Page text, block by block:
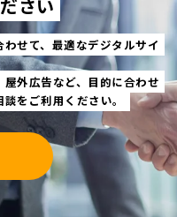
さい
せて、最適なデジタルサイ
外広告など、目的に合わせ
をご利用ください。